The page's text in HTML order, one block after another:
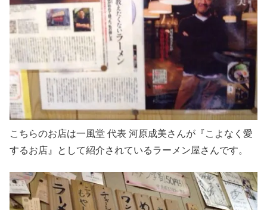
こちらのお店は一風堂 代表 河原成美さんが『こよなく愛
するお店』として紹介されているラーメン屋さんです。